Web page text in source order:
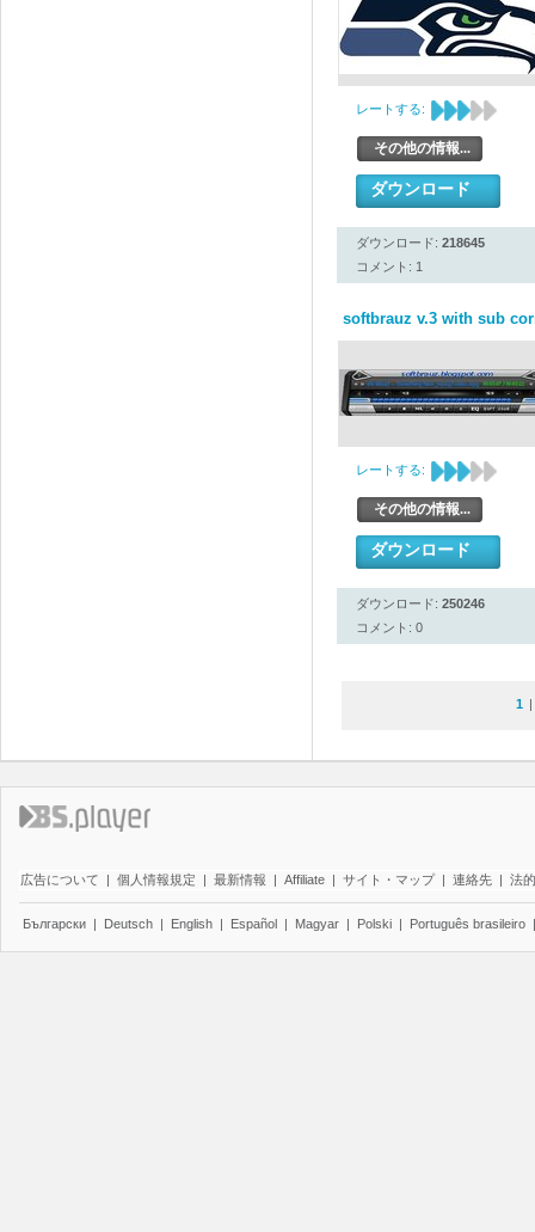
レートする:
その他の情報...
ダウンロード
ダウンロード: 218645
コメント: 1
softbrauz v.3 with sub
レートする:
その他の情報...
ダウンロード
ダウンロード: 250246
コメント: 0
1
広告について | 個人情報規定 | 最新情報 | Affiliate | サイト・マップ | 連絡先 | 法
Български | Deutsch | English | Español | Magyar | Polski | Português brasileiro